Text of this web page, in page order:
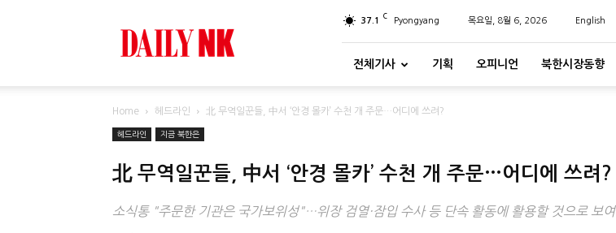
37.1 C Pyongyang 목요일, 8월 6, 2026 English
전체기사 기획 오피니언 북한시장동향
Home 헤드라인 北 무역일꾼들, 中서 ‘안경 몰카’ 수천 개 주문…어디에 쓰려?
헤드라인 지금 북한은
北 무역일꾼들, 中서 ‘안경 몰카’ 수천 개 주문…어디에 쓰려?
소식통 "주문한 기관은 국가보위성"…위장 검열·잠입 수사 등 단속 활동에 활용할 것으로 보여